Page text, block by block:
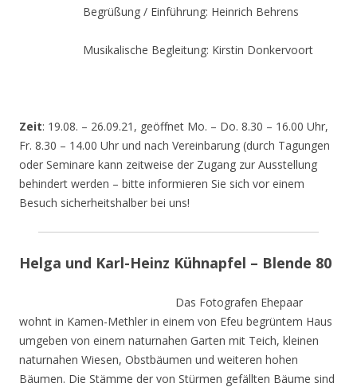
Begrüßung / Einführung: Heinrich Behrens
Musikalische Begleitung: Kirstin Donkervoort
Zeit: 19.08. – 26.09.21, geöffnet Mo. – Do. 8.30 – 16.00 Uhr,
Fr. 8.30 – 14.00 Uhr und nach Vereinbarung (durch Tagungen
oder Seminare kann zeitweise der Zugang zur Ausstellung
behindert werden – bitte informieren Sie sich vor einem
Besuch sicherheitshalber bei uns!
Helga und Karl-Heinz Kühnapfel – Blende 80
Das Fotografen Ehepaar
wohnt in Kamen-Methler in einem von Efeu begrüntem Haus
umgeben von einem naturnahen Garten mit Teich, kleinen
naturnahen Wiesen, Obstbäumen und weiteren hohen
Bäumen. Die Stämme der von Stürmen gefällten Bäume sind